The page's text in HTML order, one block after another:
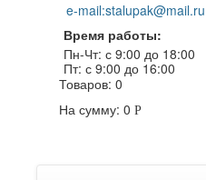
e-mail:stalupak@mail.ru
Время работы:
Пн-Чт: с 9:00 до 18:00
Пт: с 9:00 до 16:00
Товаров: 0
На сумму: 0 Р